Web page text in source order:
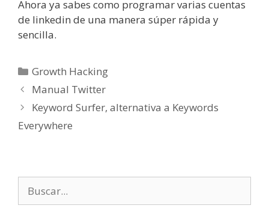
Ahora ya sabes como programar varias cuentas
de linkedin de una manera súper rápida y
sencilla.
Categorías
Growth Hacking
Manual Twitter
Keyword Surfer, alternativa a Keywords
Everywhere